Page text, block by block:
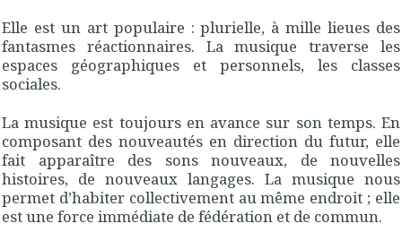
Elle est un art populaire : plurielle, à mille lieues des
fantasmes réactionnaires. La musique traverse les
espaces géographiques et personnels, les classes
sociales.
La musique est toujours en avance sur son temps. En
composant des nouveautés en direction du futur, elle
fait apparaître des sons nouveaux, de nouvelles
histoires, de nouveaux langages. La musique nous
permet d’habiter collectivement au même endroit ; elle
est une force immédiate de fédération et de commun.